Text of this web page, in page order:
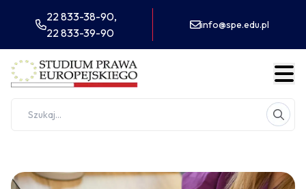
22 833-38-90,
22 833-39-90
info@spe.edu.pl